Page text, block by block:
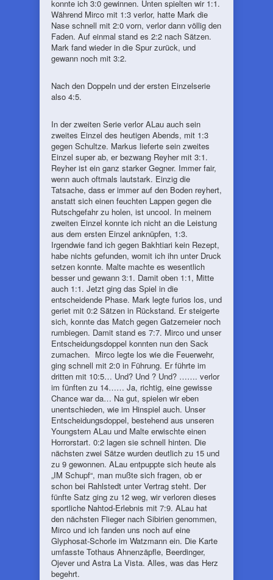
konnte ich 3:0 gewinnen. Unten spielten wir 1:1.
Während Mirco mit 1:3 verlor, hatte Mark die
Nase schnell mit 2:0 vorn, verlor dann völlig den
Faden. Auf einmal stand es 2:2 nach Sätzen.
Mark fand wieder in die Spur zurück, und
gewann noch mit 3:2.
Nach den Doppeln und der ersten Einzelserie
also 4:5.
In der zweiten Serie verlor ALau auch sein
zweites Einzel des heutigen Abends, mit 1:3
gegen Schultze. Markus lieferte sein zweites
Einzel super ab, er bezwang Reyher mit 3:1.
Reyher ist ein ganz starker Gegner. Immer fair,
wenn auch oftmals lautstark. Einzig die
Tatsache, dass er immer auf den Boden reyhert,
anstatt sich einen feuchten Lappen gegen die
Rutschgefahr zu holen, ist uncool. In meinem
zweiten Einzel konnte ich nicht an die Leistung
aus dem ersten Einzel anknüpfen, 1:3.
Irgendwie fand ich gegen Bakhtiari kein Rezept,
habe nichts gefunden, womit ich ihn unter Druck
setzen konnte. Malte machte es wesentlich
besser und gewann 3:1. Damit oben 1:1, Mitte
auch 1:1. Jetzt ging das Spiel in die
entscheidende Phase. Mark legte furios los, und
geriet mit 0:2 Sätzen in Rückstand. Er steigerte
sich, konnte das Match gegen Gatzemeier noch
rumbiegen. Damit stand es 7:7. Mirco und unser
Entscheidungsdoppel konnten nun den Sack
zumachen. Mirco legte los wie die Feuerwehr,
ging schnell mit 2:0 in Führung. Er führte im
dritten mit 10:5… Und? Und ? Und? ……. verlor
im fünften zu 14…… Ja, richtig, eine gewisse
Chance war da… Na gut, spielen wir eben
unentschieden, wie im Hinspiel auch. Unser
Entscheidungsdoppel, bestehend aus unseren
Youngstern ALau und Malte erwischte einen
Horrorstart. 0:2 lagen sie schnell hinten. Die
nächsten zwei Sätze wurden deutlich zu 15 und
zu 9 gewonnen. ALau entpuppte sich heute als
„IM Schupf“, man mußte sich fragen, ob er
schon bei Rahlstedt unter Vertrag steht. Der
fünfte Satz ging zu 12 weg, wir verloren dieses
sportliche Nahtod-Erlebnis mit 7:9. ALau hat
den nächsten Flieger nach Sibirien genommen,
Mirco und ich fanden uns noch auf eine
Glyphosat-Schorle im Watzmann ein. Die Karte
umfasste Tothaus Ahnenzäpfle, Beerdinger,
Ojever und Astra La Vista. Alles, was das Herz
begehrt.